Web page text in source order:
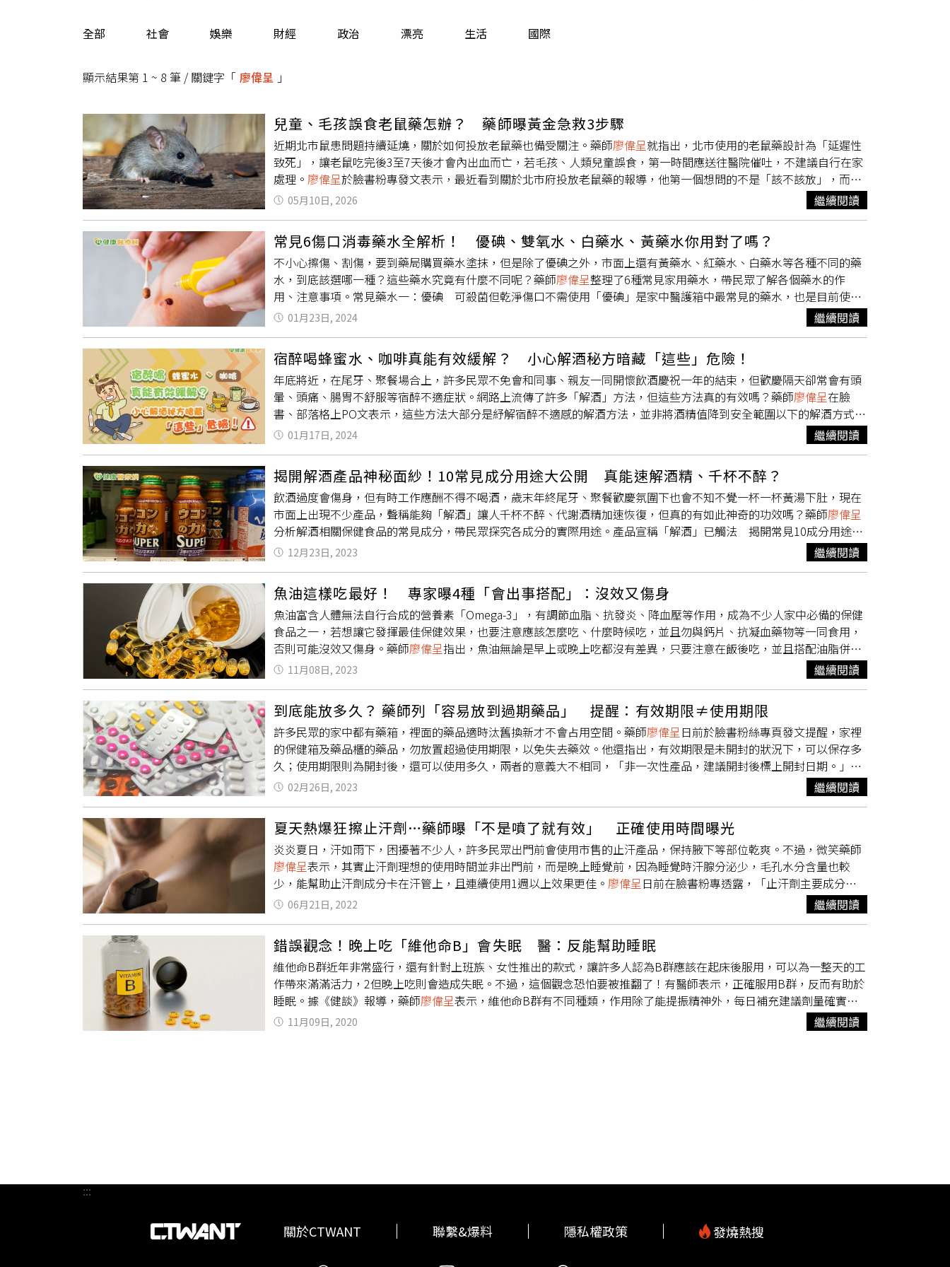
運勢
全部 社會 娛樂 財經 政治 漂亮 生活 國際
顯示結果第 1 ~ 8 筆 / 關鍵字「 廖偉呈 」
兒童、毛孩誤食老鼠藥怎辦？ 藥師曝黃金急救3步驟
近期北市鼠患問題持續延燒，關於如何投放老鼠藥也備受關注。藥師廖偉呈就指出，北市使用的老鼠藥設計為「延遲性
致死」，讓老鼠吃完後3至7天後才會內出血而亡，若毛孩、人類兒童誤食，第一時間應送往醫院催吐，不建議自行在家
處理。 廖偉呈於臉書粉專發文表示，最近看到關於北市府投放老鼠藥的報導，他第一個想問的不是「該不該放」，而是
「這藥到底放了什麼？」，雖然是「老鼠專用藥」，但貓狗、小小孩誤食後一樣會中毒。
說明，目前北市使用的
是「第二代抗凝血劑」，主要成分是brodifacoum、bromadiolone，這類藥物的設計是「延遲性致死」，讓老鼠吃完不
會當場死，要等到3至7天後才會內出血而亡，如此一來才能避免其他老鼠看到同伴暴斃，產生警戒效應。
抗凝血劑的機轉，是阻斷維生素K在肝臟的循環，讓凝血因子II、VII、IX、X失去活性，此時身體若受到任何撞擊或內部
小破損，就會止不住血、內出血休克；「延遲性中毒」才是最可怕的地方，因誤食後當下完全沒症狀，主人通常不會發
現，等到貓狗開始流鼻血、皮下瘀青、血便、虛弱、呼吸急促，往往已經是中毒後3至5天，搶救難度增加。廖偉呈提
醒，如果毛小孩疑似誤食老鼠藥，可採取以下3步驟急救：1、誤食2小時內，立刻送動物醫院催吐＋活性碳吸附。2、確
診後，獸醫會給予vitamin K1（phytonadione）解毒劑，brodifacoum因為脂溶性高、滯留時間長，療程通常需要4至6
說，如果是人類兒
童誤食，處理流程跟動物一樣，但人類兒童的解毒劑量需依體重精算，請第一時間撥打119，並聯繫毒藥物諮詢中心
（02-2871-7121），除非醫療人員指示，否則不建議自行催吐。廖偉呈建議，公園、騎樓、社區的滅鼠藥，甚至老鼠的
屍體，毛孩散步隨時可能誤觸、誤食，出門前可以幫寵物套上頭套最安全。
05月10日, 2026 繼續閱讀
常見6傷口消毒藥水全解析！ 優碘、雙氧水、白藥水、黃藥水你用對了嗎？
不小心擦傷、割傷，要到藥局購買藥水塗抹，但是除了優碘之外，市面上還有黃藥水、紅藥水、白藥水等各種不同的藥
水，到底該選哪一種？這些藥水究竟有什麼不同呢？藥師廖偉呈整理了6種常見家用藥水，帶民眾了解各個藥水的作
用、注意事項。常見藥水一：優碘 可殺菌但乾淨傷口不需使用「優碘」是家中醫護箱中最常見的藥水，也是目前使用
最為廣泛的消毒藥水。藥師
表示，優碘具有強大的殺菌效果，能在15秒內殺死多種病毒、細菌、黴菌、酵母菌、
提到，優碘在與傷口組織接觸時會形成一層薄膜，並逐漸釋放碘以
達到殺菌效果，它可以為非乾淨的傷口進行初步消毒，不過消毒30－60秒後要用生理食鹽水將優碘沖洗乾淨，以避免優
碘溶液對傷口肉芽組織的傷害，因此若是乾淨的傷口建議用生理食鹽水沖洗即可，不須使用到優碘消毒。常見藥水二：
紅藥水 抗菌效果弱可能會色素沉澱「紅藥水」又被稱為「紅汞」。藥師廖偉呈表示，其主要成分包括2%的紅汞、
98%的酒精或水的酊劑，由於紅汞能使蛋白質凝固沉澱，因此具有抑制細菌的作用，這也使它成為預防細菌感染的局部
皮膚創傷常用消毒藥水，但因為紅藥水的抗菌效果較弱，目前多數醫療機構已不再廣泛使用。不過，藥師廖偉呈提醒，
蠶豆症患者千萬不可使用紅藥水，而且紅藥水中含有汞，需要注意汞殘留的問題，另外紅藥水可能會導致傷口色素沉
澱，容易留下疤痕，這也是使用時需要注意的地方。常見藥水三：紫藥水 傷口已感染化膿不可用「紫藥水」又叫作
「龍膽紫」。藥師 廖偉呈表示，其主要成分是1－2%的龍膽紫稀釋溶液，其陽離子能與細菌蛋白質的羧基結合，進而影
響細菌代謝使其失去活性，因此它對革蘭氏陽性菌有抑制作用，特別是針對葡萄球菌、白喉桿菌等細菌，以及白色念珠
菌有較好的抗菌效果。不過，根據毒理學顯示，龍膽紫直接接觸黏膜，可能有致癌風險，因此不建議用於鵝口瘡或口腔
治療。另外，藥師廖偉呈提到，如果傷口已經感染化膿，也不應使用紫藥水，因為它有收斂作用，會在傷口表面形成痂
膜，使壞死組織中的膿液難以排出，增加感染風險。而紫藥水和紅藥水一樣，蠶豆症患者都不宜使用。此外，藥師廖偉
呈 表示，使用紫藥水可能會導致皮膚出現紫色斑痕，這種斑痕通常不容易褪去，所以在處理較大面積的皮膚創傷或容易
看到的傷口時，建議使用其他藥物。常見藥水四：黃藥水 具消毒作用可用於傷口清潔「黃藥水」也是一種染料性抑菌
劑，它和紫藥水、紅藥水一樣具有消毒作用。藥師廖偉呈表示，黃藥水通常會使用於大面積的身體消毒，例如：傷口清
潔，它的抗菌效力不受膿血蛋白質影響，因此對於化膿性傷口的治療效果較佳。而且和紫藥水、紅藥水不同的是，雖然
黃藥水會染色，不過相對於亞洲人的膚色來說，它的著色力較低，所以相對容易清除。常見藥水五：白藥水 僅適用於
表面輕微傷口「白藥水」則是不具有染色特性的消毒劑，對於擔心傷口被染色的人或不想讓衣物被消毒劑染色的人來說
是個好選擇。藥師廖偉呈提到，白藥水含有多種成分，包括局部麻醉劑、血管收縮劑、抗組織胺、陽離子殺菌劑等，由
於它有局部麻醉劑，因此使用上相對於其他消毒劑來說更為舒緩，不會引起疼痛感。不過，藥師
表示，白藥水僅
適用於表面或較輕微的傷口護理，如果傷口已經傷及真皮或皮下組織，建議使用其他藥物進行處理，因為血管收縮劑的
作用可能會使傷口更容易形成包覆，進一步惡化傷勢。常見藥水六：雙氧水 殺菌時效短深層傷口不可使用「雙氧水」
也是相當常見的藥水之一。藥師
廖偉呈提到，它主要成分為過氧化氫3%水溶液，其氧化功能強，可以分解血液中的酵
素，有助於去除血漬。但是，藥師廖偉呈表示，雙氧水的穿透力差，殺菌時效較短暫，因此僅適用於表層出血凝塊的傷
口處理，若用在深層傷口容易造成蛋白質變性、組織壞死，導致傷口更不易復原，因此深層傷口不可使用。正確使用合
適的藥水，做好傷口消毒才能避免進一步感染、併發症，用錯方法反而會適得其反，因此，藥師廖偉呈提醒，在使用任
何藥品前一定都要詳細閱讀藥品仿單（藥品說明書），或是諮詢社區藥局、藥師，為自己的用藥安全把關。資料來源：
廖偉呈藥師臉書（https://www.facebook.com/profile.php?id=100062486211226&locale=zh_TW）、部落格
（https://www.smilerx.com.tw/wound_pharsmile/?
fbclid=IwAR1HbAaisSHYdnSsFJXuFQ_WrRBHkS4HUW82rEOw1tV63liFz_efIEz0Ub4）
01月23日, 2024 繼續閱讀
宿醉喝蜂蜜水、咖啡真能有效緩解？ 小心解酒秘方暗藏「這些」危險！
年底將近，在尾牙、聚餐場合上，許多民眾不免會和同事、親友一同開懷飲酒慶祝一年的結束，但歡慶隔天卻常會有頭
暈、頭痛、腸胃不舒服等宿醉不適症狀。網路上流傳了許多「解酒」方法，但這些方法真的有效嗎？藥師廖偉呈在臉
書、部落格上PO文表示，這些方法大部分是紓解宿醉不適感的解酒方法，並非將酒精值降到安全範圍以下的解酒方式，
而且其實有些解酒方法可能暗藏健康問題，並不是所有人都適合。網路謠傳解酒秘方看似無害 卻暗藏健康危害許多人
一定聽過若是喝酒隔天宿醉不適，可以利用蜂蜜水、茶、咖啡等方式來緩解症狀。這些解酒方法看起來相當「天然」，
提醒，民眾在使用這些方法時卻也可能帶來其它問題，為求快速消除酒後不適感的
同時當心反而造成以下危險：喝蜂蜜水：喝一杯溫的蜂蜜水，據說有助於緩解宿醉頭痛，但蜂蜜含有糖份，如果喝過多
會使血液中三酸甘油酯上升，而人體在代謝酒精時，本來就會讓三酸甘油酯上升，若兩者作用加在一起，血中三酸甘油
酯會更高，因此血脂偏高者不建議使用，或長期使用。喝濃茶：聽說茶水中的單寧酸會抓住酒精，多酚類還能幫助保
肝。但濃茶會刺激胃黏膜，酒精本身也會，兩者加起來其實更容易引起胃部不適，空腹、胃酸分泌亢進等民眾應避免使
用。喝咖啡：據說咖啡因能消除酒精的作用，網路謠傳當有醉意時可以馬上喝杯濃咖啡。不過其實咖啡因具有提神作
用，會讓人一時無法警覺已經醉了的事實，可能會因而產生危險。另一方面過量的咖啡因容易使酒醉的心悸症狀變嚴
重，若有心臟功能問題的民眾，不應使用此方法。「水」有助酒精排出 躲酒、不喝酒才是解酒妙招如果民眾想要解酒
到底該怎麼做呢？藥師 廖偉呈表示，其實單純的「水」就能加速酒精排出體外，只要飲酒適量，等待1、2小時，酒精便
能完全代謝，因此建議民眾飲酒前後可多飲水，有助於促進酒精代謝排出，而進餐前攝取食物也有助減緩酒精吸收速
度。不過，藥師廖偉呈強調，學會躲酒或不喝酒，才是最好的解酒妙招，若是真的非喝不可，建議可以掌握以下原則比
較不會喝醉：選擇「含糖份」的酒類，或搭配甜食使用不要與含氣飲料同時飲用，或含汽酒精飲品不要空腹飲酒，並配
下酒菜資料來源：
fbid=785751586851041&set=a.133952408697632&locale=zh_TW）、部落格
（https://www.smilerx.com.tw/hangoverxphmarsmile/）健康醫療網提醒您：飲酒過量有害健康！
01月17日, 2024 繼續閱讀
揭開解酒產品神秘面紗！10常見成分用途大公開 真能速解酒精、千杯不醉？
飲酒過度會傷身，但有時工作應酬不得不喝酒，歲末年終尾牙、聚餐歡慶氛圍下也會不知不覺一杯一杯黃湯下肚，現在
市面上出現不少產品，聲稱能夠「解酒」讓人千杯不醉、代謝酒精加速恢復，但真的有如此神奇的功效嗎？藥師廖偉呈
分析解酒相關保健食品的常見成分，帶民眾探究各成分的實際用途。產品宣稱「解酒」已觸法 揭開常見10成分用途韓
劇中常會看到主角喝醉後飲用「解酒液」，現在也有很多產品宣稱有解酒效果，但藥師
在臉書、部落格上PO文表
示，產品若有「解酒」二字，或宣稱有解酒功效，事實上都已觸法，若仔細探究內容成分，就會發現許多成分其實不具
解酒效果，甚至不少會誤用保肝於解酒用途。市面上解酒相關的保健食品，到底都添加了哪些成分？分別又有哪些用途
呢？藥師廖偉呈整理出10種常見成分及其用途：葛根：主要用途是降低酒精吸收、延緩喝醉，但無法增加酒量。葛根裏
的大豆苷、異黃酮能降低胃腸道黏膜通透性，延緩胃排空，從而延緩酒精的吸收。而葛根素可以減輕酒精對肝臟的損
傷，不過效果有限。葛花：葛花能幫助乙醛的代謝，主要用途加速酒精代謝，但缺乏足夠的人體研究佐證解酒效力。牛
樟芝：可以增加酒精脫氫酶及乙醛脫氫酶，從而降低體內酒精濃度，主要用途加速酒精代謝，不過目前沒有明確且嚴謹
的人體研究佐證牛樟芝解酒的效力。穀胱甘肽：穀胱甘肽是強力的抗氧化劑，也是肝臟解毒過程中重要的元素之一，主
要用途是降低酒精對肝臟的傷害。不過，穀胱甘肽雖然能維護肝臟解毒機能，但至多是讓肝臟正常代謝酒精，無法加速
代謝，並不能幫助解酒。北枳椇：北枳椇含二氫楊梅素（DHM），可提高乙醇脫氫酶活性，協助代謝酒精並減少酒精對
肝臟的毒性傷害，不過解酒效果有限，主要用途比較屬於降低酒精對肝臟的傷害。余甘子萃取物：能透過提高乙醇代謝
酶活性、加速乙醇代謝，並藉由脂代謝調控、抗氧化等，減輕因急性攝入過量酒精導致的肝損傷，主要用途也是降低酒
精對肝臟的傷害。薑黃：幫助酒精代謝的效果有限，但具有抗氧化及抗發炎的效果，能減少乙醛的傷害，因此對於宿醉
會有部分幫助，主要用途在於改善宿醉。維生素B群：維生素B群是肝臟代謝酒精所需的輔酶，也有提神的效果，可以降
低飲酒後產生的疲憊感，主要用途為營養補充、降低疲勞，解酒效果有限。牛磺酸：有提神效果，主要用途為降低疲
勞，解酒效果有限。胺基酸：胺基酸是肝臟修復過程中所需的營養素，能維持肝臟正常解酒的機能，但無法加強解酒能
力，主要用途也是營養補充。3字眼皆為無效指標 最好的解酒妙招就是「不喝」藥師廖偉呈表示，解酒產品是否真有
解酒效益，要看的其實是能否加速乙醛的代謝，如果有「主打肝臟保健作用」、「添加B群牛磺酸」、「速效解酒」等
字眼，大多都是無效的保健食品。另外，藥師廖偉呈強調，解酒方法並沒有捷徑，就算成分有助於解酒，也不可能像魔
法一樣，立刻將酒測值降至安全範圍，而且長期仰賴外來物質促進肝臟代謝酒精，其實有可能會損害肝臟，最好的解酒
妙招還是「躲酒」、「不喝酒」。資料來源：廖偉呈藥師臉書（https://www.facebook.com/photo/?
fbid=785746983518168&set=a.133952408697632&locale=zh_TW）、部落格
（https://www.smilerx.com.tw/hangoverxphmarsmile/）健康醫療網提醒您：飲酒過量有害健康！
12月23日, 2023 繼續閱讀
魚油這樣吃最好！ 專家曝4種「會出事搭配」：沒效又傷身
魚油富含人體無法自行合成的營養素「Omega-3」，有調節血脂、抗發炎、降血壓等作用，成為不少人家中必備的保健
食品之一，若想讓它發揮最佳保健效果，也要注意應該怎麼吃、什麼時候吃，並且勿與鈣片、抗凝血藥物等一同食用，
否則可能沒效又傷身。藥師廖偉呈指出，魚油無論是早上或晚上吃都沒有差異，只要注意在飯後吃，並且搭配油脂併
用，更能提高吸收度；而關於「要不要咬破」的問題，取決於該產品膠囊是否有特殊設計，若為腸溶劑型膠囊建議別咬
破，一般膠囊則因為能於10至20分鐘就可完成溶解，因此咬破與否不會影響吸收率。而除了吃的時間以外，廖偉呈提
醒，每天按時補充、持續保持體內Omega-3濃度，其實才是發揮於油保健效益的最佳方法。另外，營養師劉雅惠提到，
服用魚油時應避免「這樣吃會出事」的4種組合，首先是減重的保健食品，像是強調包覆油脂或排油的類型，尤其甲殼
素、洋車前子、幾丁聚醣等成分將會吸附油脂，意味著也會把魚油排出去，吃了等於沒吃。再者如紅麴、納豆、蚓激酶
等降血脂、抗血栓的保健食品，就有個案出現過凝血功能異常，於手術時發生血流不止的狀況；而鈣片這類食品，當油
脂跟鈣片在高溫強鹼下，便會產生皂化反應影響吸收；最後，例如阿斯匹靈（Aspirin）、肝素（Heparin）及華法林
（Warfarin）等抗凝血藥物，一起吃則會增加出血的風險，要特別注意。對此，藥師花逸修也補充，魚油是由魚類萃
取，若加工技術不佳易殘留過多魚腥味，容易使人感到噁心、打嗝有魚腥味，因此建議避免同時服用大量魚油，改為可
分次服用，並選擇經過較佳的萃取技術的高品質魚油，或以同樣富含Omega-3的藻油代替，都能大大減少、避開魚腥
味。
11月08日, 2023 繼續閱讀
到底能放多久？ 藥師列「容易放到過期藥品」 提醒：有效期限≠使用期限
許多民眾的家中都有藥箱，裡面的藥品適時汰舊換新才不會占用空間。藥師廖偉呈日前於臉書粉絲專頁發文提醒，家裡
的保健箱及藥品櫃的藥品，勿放置超過使用期限，以免失去藥效。他還指出，有效期限是未開封的狀況下，可以保存多
久；使用期限則為開封後，還可以使用多久，兩者的意義大不相同，「非一次性產品，建議開封後標上開封日期。」1.
生理食鹽水：若開封後24小時後，請丟棄，易滋長細菌。2.滅菌紗布：一次使用為限，若開封後有剩餘的紗布應直接丟
棄。3.優碘藥水：開封三個月後，宜換新。4.抗生素藥膏：開封後僅能貯存半年。5.OK蹦：效期為三年。6.透氣膠帶：
效期為5年。至於藥品可以放多久？
從拿到藥品那天起6個月內開始計算；口服散裝藥為領藥後6個月內為限期；磨粉藥品建議當次若沒服用完畢立即丟棄；
糖漿開封後在室溫下可放置1個月；外用藥膏開封後以存放3個月至6個月為期限，若有異狀應該馬上丟棄；眼藥水或眼
藥膏開封後超過1個月就要丟棄；胰島素開封後或離開冰箱1個月內為使用限期。廖偉呈表示，眼藥水或眼藥膏開封後超
過1個月就要丟棄；胰島素開封後或離開冰箱1個月內為使用限期。（圖／翻攝自臉書／微笑藥師Phar.Smile）此外，針
對「大瓶的生理食鹽水開封後放多久還可以使用」，
提到，若許可字號為藥字號，設計為沖洗傷口的生理食鹽
水，只能放置24小時，因為此類產品不會添加抑菌劑；若核准字號為醫器字號，像是隱形眼鏡沖洗液，通常會添加抑菌
劑，開封後可存放30天；若為保存液、沖洗保存液、浸泡液、消毒液或多功能保存液，通常可存放60天。
02月26日, 2023 繼續閱讀
夏天熱爆狂擦止汗劑…藥師曝「不是噴了就有效」 正確使用時間曝光
炎炎夏日，汗如雨下，困擾著不少人，許多民眾出門前會使用市售的止汗產品，保持腋下等部位乾爽。不過，微笑藥師
廖偉呈表示，其實止汗劑理想的使用時間並非出門前，而是晚上睡覺前，因為睡覺時汗腺分泌少，毛孔水分含量也較
少，能幫助止汗劑成分卡在汗管上，且連續使用1週以上效果更佳。 廖偉呈日前在臉書粉專透露，「止汗劑主要成分為
鋁鹽（ex.氯化鋁）與鋯鹽，利用鋁分子滲入汗腺管口，使其細胞變化膨脹而阻塞汗腺口，達到抑制排汗的效果」；至於
最佳使用時機，藥師指出，止汗劑最好在晚上睡覺前使用，因為睡覺時汗腺分泌少，毛孔水分含量也較少，能幫助止汗
劑成分卡在汗管上。
品，到了隔天早上，再清洗噴灑部分並加以乾燥；專家提到，止汗劑的效果可持續數小時到1天，但還是要依個人狀況
而定，且止汗劑並非立刻使用就有效，須要連續使用一段時間，讓鋁鹽濃度累積到一定程度後，效果才會愈來愈好。藥
師進一步說明，止汗劑改善狐臭效果有限，狐臭是因為腋下屬於大汗腺，會分泌脂肪酸，經過細菌發酵就會產生難以忍
受的異味，但是大汗腺的開口沒有在表皮，因此止汗劑對於大汗腺分泌抑制效果有限，所以有狐臭困擾者建議搭配體香
膏來掩蓋味道。廖偉呈
提醒，使用止汗劑恐產生代償性出汗，可能由其它身體部位排汗，另須避免大面積使用，否則容
易影響身體散熱，引發中署，而鋁鹽濃度愈高，制汗效果愈好，但刺激性也愈高，且止汗劑不像防曬乳，白天不需要補
06月21日, 2022 繼續閱讀
錯誤觀念！晚上吃「維他命B」會失眠 醫：反能幫助睡眠
維他命B群近年非常盛行，還有針對上班族、女性推出的款式，讓許多人認為B群應該在起床後服用，可以為一整天的工
作帶來滿滿活力，2但晚上吃則會造成失眠。不過，這個觀念恐怕要被推翻了！有醫師表示，正確服用B群，反而有助於
睡眠。據《健談》報導，藥師廖偉呈表示，維他命B群有不同種類，作用除了能提振精神外，每日補充建議劑量確實可
以幫助睡眠。由於B6能維持神經穩定性、消除焦慮，若與B1、B2作用，在腦中合成血清素 ，就能幫助色胺酸轉換成菸
鹼酸和褪黑激素。而體內如果缺乏B3，容易出現焦慮、易怒、睡不好，適量補充可以延長睡眠期間快速動眼期的時間，
11月09日, 2020 繼續閱讀
:::
關於CTWANT 聯繫&爆料 隱私權政策 發燒熱搜